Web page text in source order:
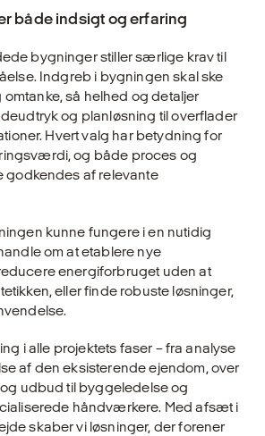
både indsigt og erfaring
bygninger stiller særlige krav til
Indgreb i bygningen skal ske
så helhed og detaljer
og planløsning til overflader
Hvert valg har betydning for
og både proces og
godkendes af relevante
kunne fungere i en nutidig
om at etablere nye
energiforbruget uden at
eller finde robuste løsninger,
i alle projektets faser – fra analyse
af den eksisterende ejendom, over
udbud til byggeledelse og
håndværkere. Med afsæt i
skaber vi løsninger, der forener